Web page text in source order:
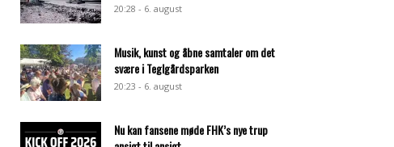
20:28 - 6. august
Musik, kunst og åbne samtaler om det
svære i Teglgårdsparken
20:23 - 6. august
Nu kan fansene møde FHK’s nye trup